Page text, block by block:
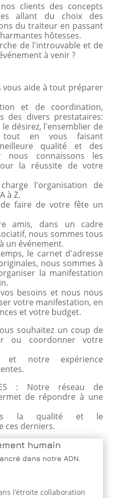
clients des concepts
allant du choix des
du traiteur en passant
hôtesses.
de l'introuvable et de
à venir ?
vous aide à tout préparer
et de coordination,
des divers prestataires:
désirez, l'ensemblier de
tout en vous faisant
qualité et des
nous connaissons les
la réussite de votre
l'organisation de
à Z.
faire de votre fête un
amis, dans un cadre
nous sommes tous
un événement.
le carnet d'adresse
nous sommes à
la manifestation
besoins et nous nous
votre manifestation, en
et votre budget.
souhaitez un coup de
ou coordonner votre
et notre expérience
: Notre réseau de
de répondre à une
la qualité et le
ces derniers.
humain
dans notre ADN.
l’étroite collaboration